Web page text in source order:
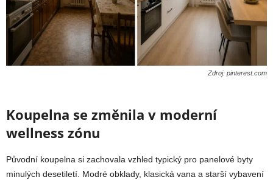
Zdroj: pinterest.com
Koupelna se změnila v moderní
wellness zónu
Původní koupelna si zachovala vzhled typický pro panelové byty
minulých desetiletí. Modré obklady, klasická vana a starší vybavení